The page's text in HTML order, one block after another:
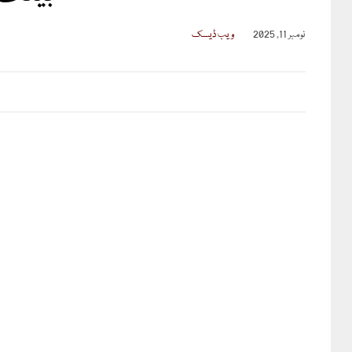
نومبر 11, 2025 ویب ڈیسک